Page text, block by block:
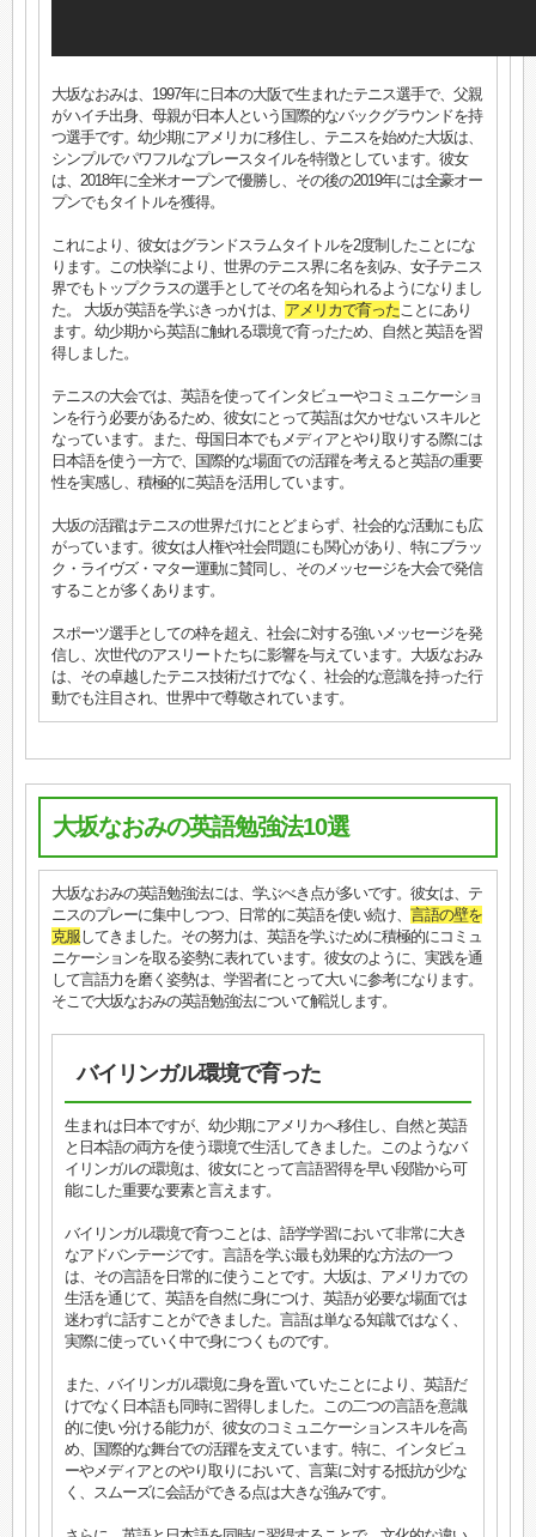
大坂なおみは、1997年に日本の大阪で生まれたテニス選手で、父親
がハイチ出身、母親が日本人という国際的なバックグラウンドを持
つ選手です。幼少期にアメリカに移住し、テニスを始めた大坂は、
シンプルでパワフルなプレースタイルを特徴としています。彼女
は、2018年に全米オープンで優勝し、その後の2019年には全豪オー
プンでもタイトルを獲得。
これにより、彼女はグランドスラムタイトルを2度制したことにな
ります。この快挙により、世界のテニス界に名を刻み、女子テニス
界でもトップクラスの選手としてその名を知られるようになりまし
た。 大坂が英語を学ぶきっかけは、 アメリカで育ったことにあり
ます。幼少期から英語に触れる環境で育ったため、自然と英語を習
得しました。
テニスの大会では、英語を使ってインタビューやコミュニケーショ
ンを行う必要があるため、彼女にとって英語は欠かせないスキルと
なっています。また、母国日本でもメディアとやり取りする際には
日本語を使う一方で、国際的な場面での活躍を考えると英語の重要
性を実感し、積極的に英語を活用しています。
大坂の活躍はテニスの世界だけにとどまらず、社会的な活動にも広
がっています。彼女は人権や社会問題にも関心があり、特にブラッ
ク・ライヴズ・マター運動に賛同し、そのメッセージを大会で発信
することが多くあります。
スポーツ選手としての枠を超え、社会に対する強いメッセージを発
信し、次世代のアスリートたちに影響を与えています。大坂なおみ
は、その卓越したテニス技術だけでなく、社会的な意識を持った行
動でも注目され、世界中で尊敬されています。
大坂なおみの英語勉強法10選
大坂なおみの英語勉強法には、学ぶべき点が多いです。彼女は、テ
ニスのプレーに集中しつつ、日常的に英語を使い続け、 言語の壁を
克服してきました。その努力は、英語を学ぶために積極的にコミュ
ニケーションを取る姿勢に表れています。彼女のように、実践を通
して言語力を磨く姿勢は、学習者にとって大いに参考になります。
そこで大坂なおみの英語勉強法について解説します。
バイリンガル環境で育った
生まれは日本ですが、幼少期にアメリカへ移住し、自然と英語
と日本語の両方を使う環境で生活してきました。このようなバ
イリンガルの環境は、彼女にとって言語習得を早い段階から可
能にした重要な要素と言えます。
バイリンガル環境で育つことは、語学学習において非常に大き
なアドバンテージです。言語を学ぶ最も効果的な方法の一つ
は、その言語を日常的に使うことです。大坂は、アメリカでの
生活を通じて、英語を自然に身につけ、英語が必要な場面では
迷わずに話すことができました。言語は単なる知識ではなく、
実際に使っていく中で身につくものです。
また、バイリンガル環境に身を置いていたことにより、英語だ
けでなく日本語も同時に習得しました。この二つの言語を意識
的に使い分ける能力が、彼女のコミュニケーションスキルを高
め、国際的な舞台での活躍を支えています。特に、インタビュ
ーやメディアとのやり取りにおいて、言葉に対する抵抗が少な
く、スムーズに会話ができる点は大きな強みです。